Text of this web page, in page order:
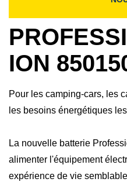
ION
Pour les camping-cars, les
les besoins énergétiques
La nouvelle batterie
alimenter l'équipement
expérience de vie